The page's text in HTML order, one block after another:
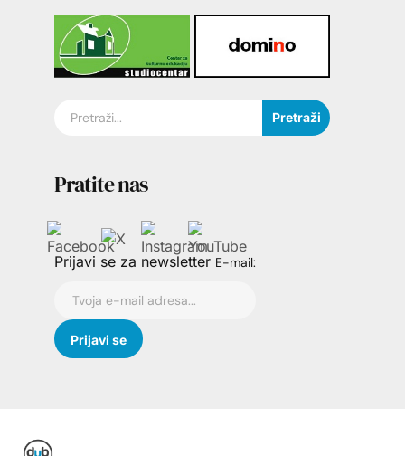
Pretraži
Pratite nas
Prijavi se za newsletter E-mail: